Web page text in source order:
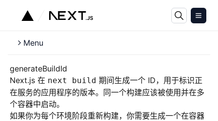
Menu
generateBuildId
Next.js 在 next build 期间生成一个 ID，用于标识正
在服务的应用程序的版本。同一个构建应该被使用并在多
个容器中启动。
如果你为每个环境阶段重新构建，你需要生成一个在容器